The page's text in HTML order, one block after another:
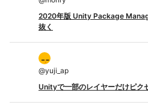
2020年版 Unity Package
抜く
@yuji_ap
Unityで一部のレイヤーだけピク